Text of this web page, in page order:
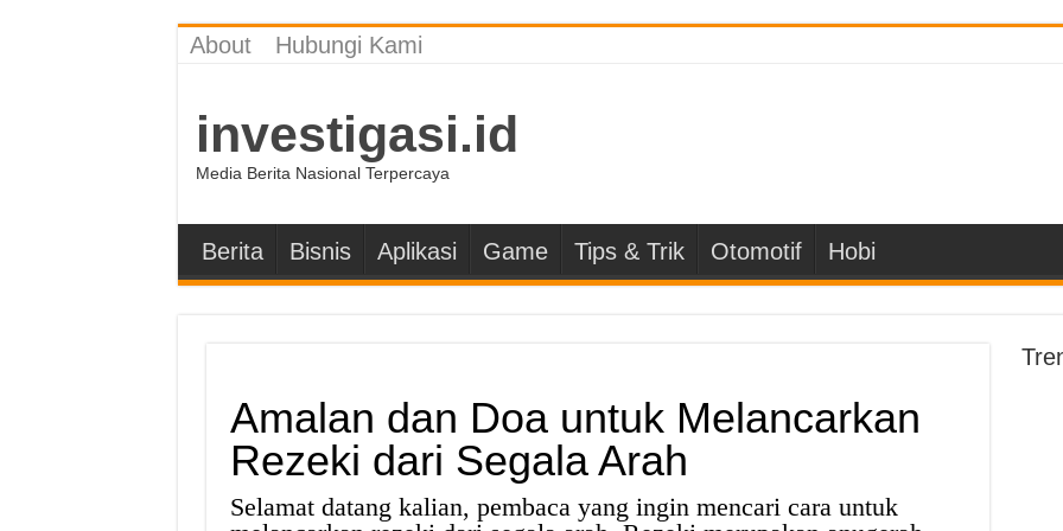
About Hubungi Kami
investigasi.id
Media Berita Nasional Terpercaya
Berita Bisnis Aplikasi Game Tips & Trik Otomotif Hobi
Amalan dan Doa untuk Melancarkan
Rezeki dari Segala Arah
Selamat datang kalian, pembaca yang ingin mencari cara untuk